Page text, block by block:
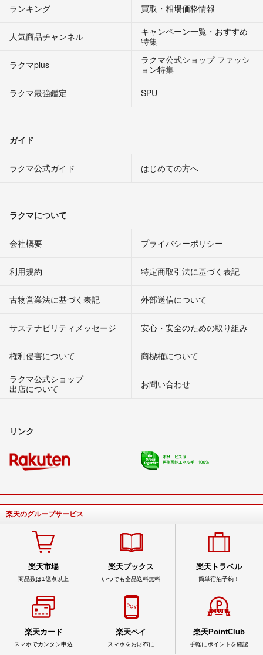
ランキング 買取・相場価格情報
人気商品チャンネル
キャンペーン一覧・おすすめ
特集
ラクマplus
ラクマ公式ショップ ファッシ
ョン特集
ラクマ最強鑑定
SPU
ガイド
ラクマ公式ガイド はじめての方へ
ラクマについて
会社概要 プライバシーポリシー
利用規約 特定商取引法に基づく表記
古物営業法に基づく表記 外部送信について
サステナビリティメッセージ 安心・安全のための取り組み
権利侵害について
商標権について
ラクマ公式ショップ
出店について
お問い合わせ
リンク
楽天のグループサービス
楽天市場
商品数は1億点以上
楽天ブックス
いつでも全品送料無料
楽天トラベル
簡単宿泊予約！
楽天カード
スマホでカンタン申込
楽天ペイ
スマホをお財布に
楽天PointClub
手軽にポイントを確認